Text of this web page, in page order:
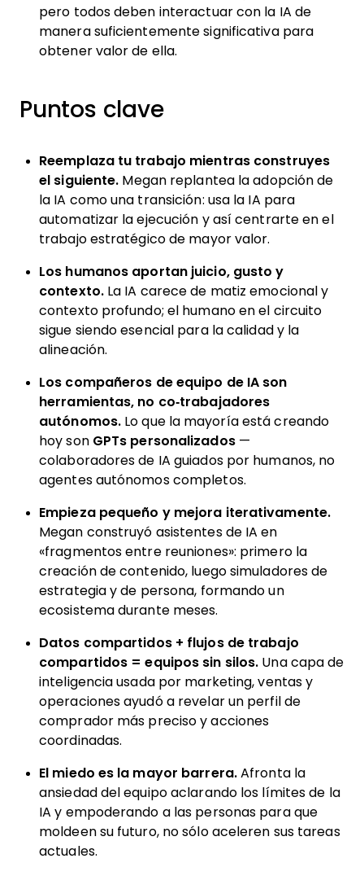
pero todos deben interactuar con la IA de
manera suficientemente significativa para
obtener valor de ella.
Puntos clave
Reemplaza tu trabajo mientras construyes
el siguiente. Megan replantea la adopción de
la IA como una transición: usa la IA para
automatizar la ejecución y así centrarte en el
trabajo estratégico de mayor valor.
Los humanos aportan juicio, gusto y
contexto.La IA carece de matiz emocional y
contexto profundo; el humano en el circuito
sigue siendo esencial para la calidad y la
alineación.
Los compañeros de equipo de IA son
herramientas, no co‑trabajadores
autónomos. Lo que la mayoría está creando
hoy son GPTs personalizados—
colaboradores de IA guiados por humanos, no
agentes autónomos completos.
Empieza pequeño y mejora iterativamente.
Megan construyó asistentes de IA en
«fragmentos entre reuniones»: primero la
creación de contenido, luego simuladores de
estrategia y de persona, formando un
ecosistema durante meses.
Datos compartidos + flujos de trabajo
compartidos = equipos sin silos. Una capa de
inteligencia usada por marketing, ventas y
operaciones ayudó a revelar un perfil de
comprador más preciso y acciones
coordinadas.
El miedo es la mayor barrera.Afronta la
ansiedad del equipo aclarando los límites de la
IA y empoderando a las personas para que
moldeen su futuro, no sólo aceleren sus tareas
actuales.